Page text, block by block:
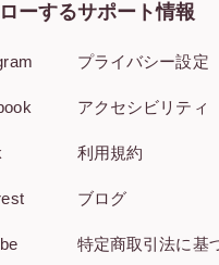
ーするサポート情報
プライバシー設定
アクセシビリティ
利用規約
ブログ
特定商取引法に基